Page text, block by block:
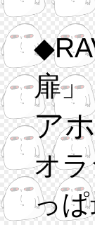
扉」
ア
オ
っ